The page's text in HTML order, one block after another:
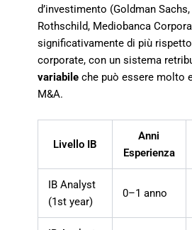
d’investimento (Goldman
Rothschild, Mediobanca
significativamente di più
corporate, con un sistema
variabileche può essere molto
M&A.
Livello IB
Anni
Esperienza
IB Analyst
(1st year)
0–1 anno